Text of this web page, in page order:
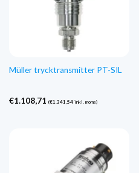
Müller trycktransmitter PT-SIL
€1.108,71 (€1.341,54inkl. moms)